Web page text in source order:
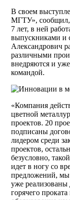
В своем
МГТУ», сообщил,
7 лет, в ней
выпускниками и
Александрович
различными
внедряются и
командой.
«Компания
цветной
проектов. 20
подписаны
лидером среди
проектов,
безусловно,
идет в ногу со
предложений,
уже реализованы
горячего